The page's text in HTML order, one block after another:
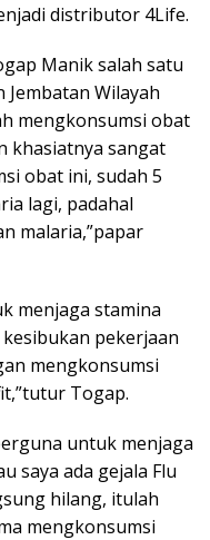
distributor 4Life.
Manik salah satu
Jembatan Wilayah
mengkonsumsi obat
khasiatnya sangat
obat ini, sudah 5
lagi, padahal
malaria,”papar
menjaga stamina
pekerjaan
mengkonsumsi
Togap.
untuk menjaga
saya ada gejala Flu
hilang, itulah
mengkonsumsi